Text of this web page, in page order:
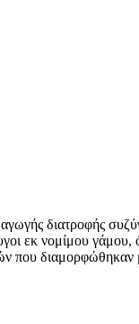
διατροφής
εκ νομίμου γάμου,
που